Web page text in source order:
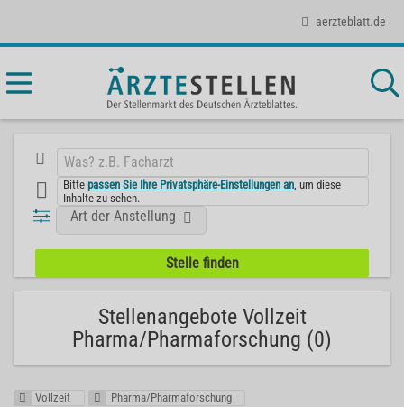
aerzteblatt.de
Bittepassen Sie Ihre Privatsphäre-Einstellungen an , um diese
Inhalte zu sehen.
Art der Anstellung
Stellenangebote Vollzeit
Pharma/Pharmaforschung (0)
Vollzeit Pharma/Pharmaforschung